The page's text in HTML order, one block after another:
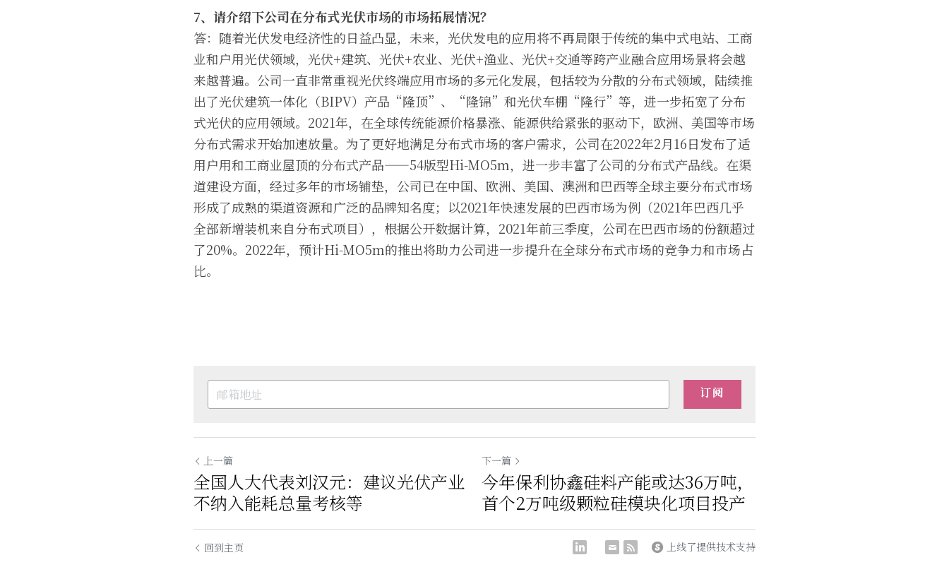
7、请介绍下公司在分布式光伏市场的市场拓展情况？
答：随着光伏发电经济性的日益凸显，未来，光伏发电的应用将不再局限于传统的集中式电站、工商
业和户用光伏领域，光伏+建筑、光伏+农业、光伏+渔业、光伏+交通等跨产业融合应用场景将会越
来越普遍。公司一直非常重视光伏终端应用市场的多元化发展，包括较为分散的分布式领域，陆续推
出了光伏建筑一体化（BIPV）产品“隆顶”、“隆锦”和光伏车棚“隆行”等，进一步拓宽了分布
式光伏的应用领域。2021年，在全球传统能源价格暴涨、能源供给紧张的驱动下，欧洲、美国等市场
分布式需求开始加速放量。为了更好地满足分布式市场的客户需求，公司在2022年2月16日发布了适
用户用和工商业屋顶的分布式产品——54版型Hi-MO5m，进一步丰富了公司的分布式产品线。在渠
道建设方面，经过多年的市场铺垫，公司已在中国、欧洲、美国、澳洲和巴西等全球主要分布式市场
形成了成熟的渠道资源和广泛的品牌知名度；以2021年快速发展的巴西市场为例（2021年巴西几乎
全部新增装机来自分布式项目），根据公开数据计算，2021年前三季度，公司在巴西市场的份额超过
了20%。2022年，预计Hi-MO5m的推出将助力公司进一步提升在全球分布式市场的竞争力和市场占
比。
订阅
上一篇
全国人大代表刘汉元：建议光伏产业
不纳入能耗总量考核等
下一篇
今年保利协鑫硅料产能或达36万吨，
首个2万吨级颗粒硅模块化项目投产
回到主页 上线了提供技术支持